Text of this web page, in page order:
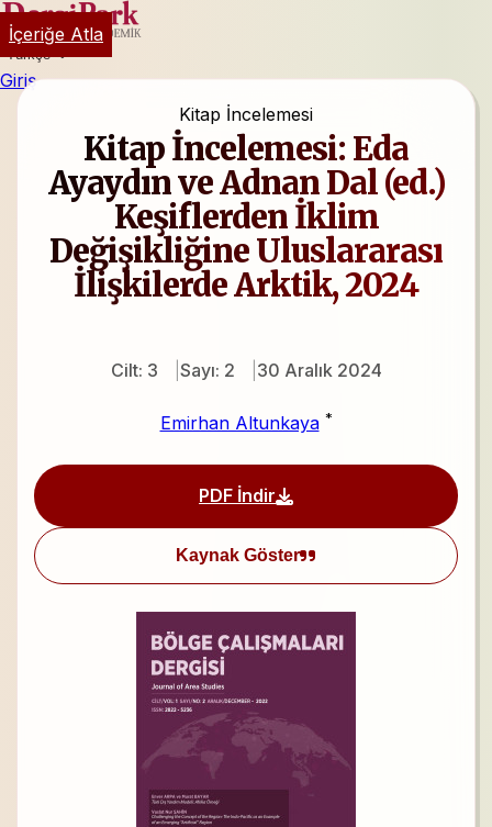
Türkçe
Giriş
Kitap İncelemesi
Kitap İncelemesi: Eda
Ayaydın ve Adnan Dal (ed.)
Keşiflerden İklim
Değişikliğine Uluslararası
İlişkilerde Arktik, 2024
Cilt: 3 Sayı: 2 30 Aralık 2024
Emirhan Altunkaya *
PDF İndir
Kaynak Göster
İçeriğe Atla